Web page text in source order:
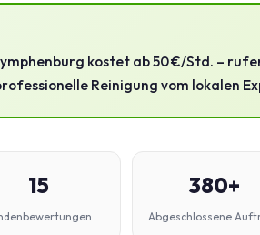
kostet ab 50 €/Std. –
Reinigung vom lokalen
15 380+
Abgeschlossene